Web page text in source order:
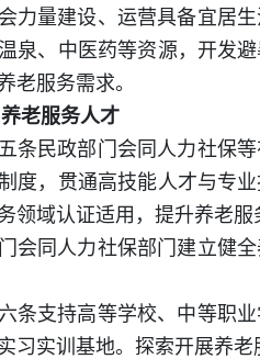
力量建设、运营具备宜居
泉、中医药等资源，开发
老服务需求。
老服务人才
条民政部门会同人力社保
度，贯通高技能人才与专
领域认证适用，提升养老
会同人力社保部门建立健
条支持高等学校、中等职
习实训基地。探索开展养